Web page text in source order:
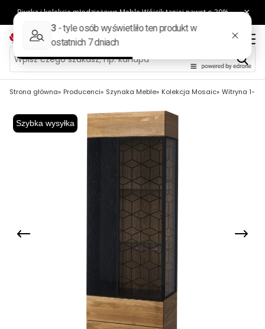
Strona główna Producenci Szynaka Meble Kolekcja Mosaic Witryna 1-
Szybka wysyłka